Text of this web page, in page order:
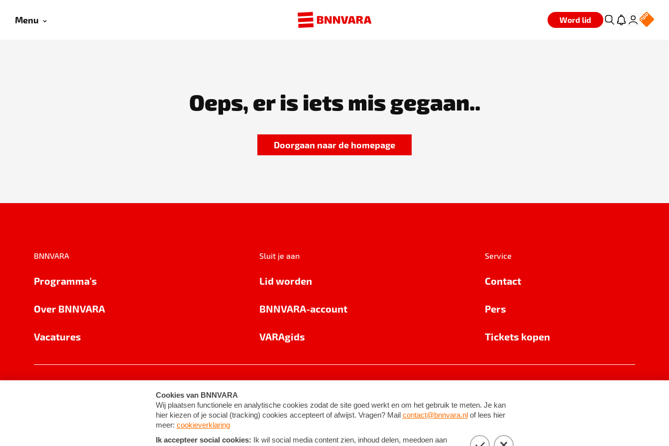
Menu Word lid
Oeps, er is iets mis gegaan..
Doorgaan naar de homepage
BNNVARA
Programma's
Over BNNVARA
Vacatures
Sluit je aan
Lid worden
BNNVARA-account
VARAgids
Service
Contact
Pers
Tickets kopen
Cookie-instellingen Algemene voorwaarden ©2026BNNVARA